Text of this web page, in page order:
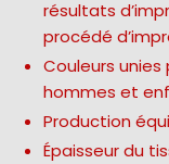
résultats
procédé
Couleurs
hommes et
Production
Épaisseur du